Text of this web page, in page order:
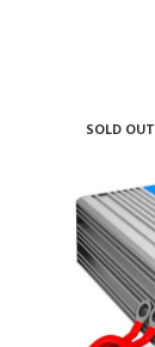
SOLD OUT